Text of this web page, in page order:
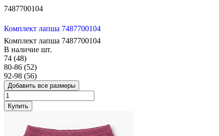
7487700104
Комплект лапша 7487700104
Комплект лапша 7487700104
В наличие шт.
74 (48)
80-86 (52)
92-98 (56)
Добавить все размеры
Купить